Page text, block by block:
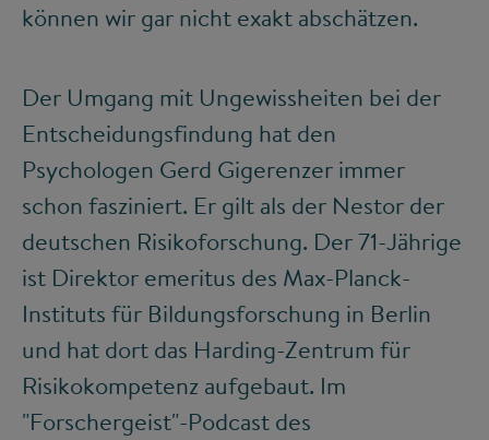
können wir gar nicht exakt abschätzen.
Der Umgang mit Ungewissheiten bei der
Entscheidungsfindung hat den
Psychologen Gerd Gigerenzer immer
schon fasziniert. Er gilt als der Nestor der
deutschen Risikoforschung. Der 71-Jährige
ist Direktor emeritus des Max-Planck-
Instituts für Bildungsforschung in Berlin
und hat dort das Harding-Zentrum für
Risikokompetenz aufgebaut. Im
"Forschergeist"-Podcast des